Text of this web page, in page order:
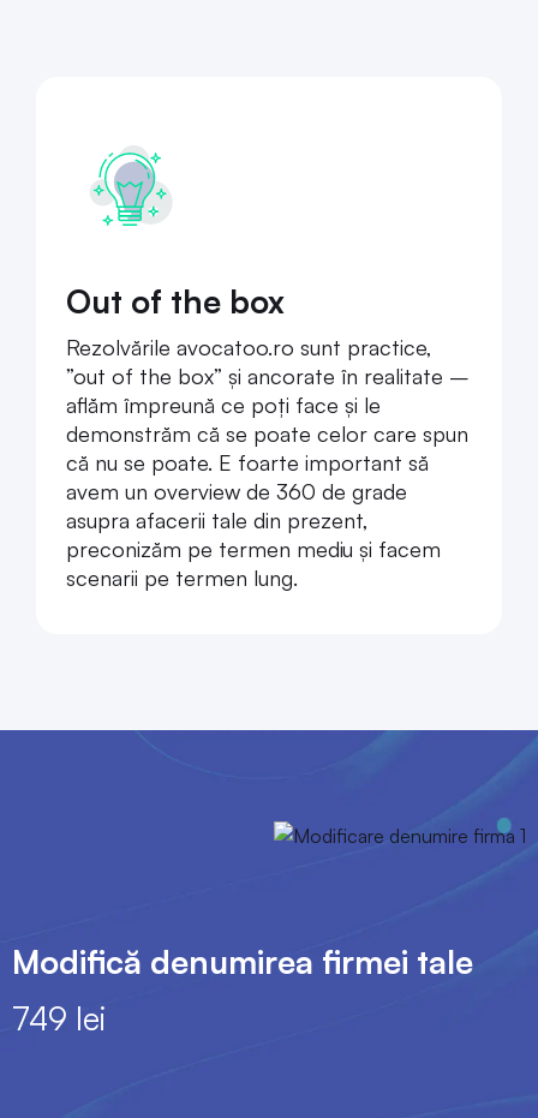
Out of the box
Rezolvările avocatoo.ro sunt practice,
”out of the box” și ancorate în realitate –
aflăm împreună ce poți face și le
demonstrăm că se poate celor care spun
că nu se poate. E foarte important să
avem un overview de 360 de grade
asupra afacerii tale din prezent,
preconizăm pe termen mediu și facem
scenarii pe termen lung.
Modifică denumirea firmei tale
749 lei